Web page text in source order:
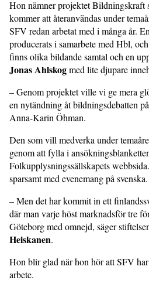
Hon nämner projektet Bildningskraft
kommer att återanvändas under
SFV redan arbetat med i många år.
producerats i samarbete med Hbl,
finns olika bildande samtal och en
Jonas Ahlskogmed lite djupare
– Genom projektet ville vi ge mera
en nytändning åt bildningsdebatten
Anna-Karin Öhman.
Den som vill medverka under
genom att fylla i
Folkupplysningssällskapets
sparsamt med evene­mang på svenska.
– Men det har kommit in ett
där man varje höst marknadsför tre
Göteborg med omnejd, säger
Heiskanen.
Hon blir glad när hon hör att SFV
arbete.